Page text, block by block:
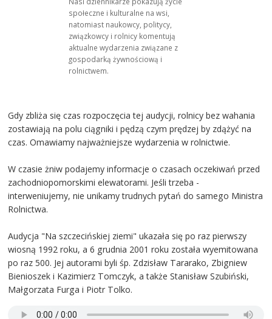
społeczne i kulturalne na wsi,
natomiast naukowcy, politycy,
związkowcy i rolnicy komentują
aktualne wydarzenia związane z
gospodarką żywnościową i
rolnictwem.
Gdy zbliża się czas rozpoczęcia tej audycji, rolnicy bez wahania
zostawiają na polu ciągniki i pędzą czym prędzej by zdążyć na
czas. Omawiamy najważniejsze wydarzenia w rolnictwie.
W czasie żniw podajemy informacje o czasach oczekiwań przed
zachodniopomorskimi elewatorami. Jeśli trzeba -
interweniujemy, nie unikamy trudnych pytań do samego Ministra
Rolnictwa.
Audycja "Na szczecińskiej ziemi" ukazała się po raz pierwszy
wiosną 1992 roku, a 6 grudnia 2001 roku została wyemitowana
po raz 500. Jej autorami byli śp. Zdzisław Tararako, Zbigniew
Bienioszek i Kazimierz Tomczyk, a także Stanisław Szubiński,
Małgorzata Furga i Piotr Tolko.